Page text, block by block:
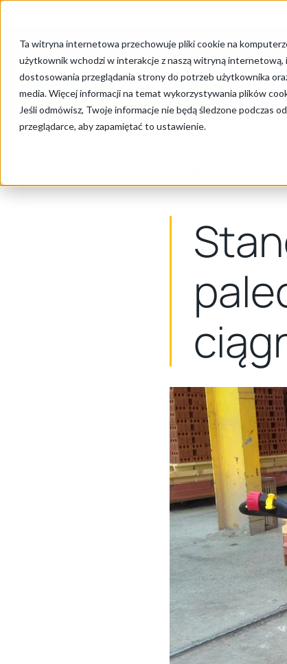
Ta witryna internetowa przechowuje pliki cookie na
użytkownik wchodzi w interakcje z naszą witryną internetową,
dostosowania przeglądania strony do potrzeb użytkownika
media. Więcej informacji na temat wykorzystywania plików
Jeśli odmówisz, Twoje informacje nie będą śledzone
przeglądarce, aby zapamiętać to ustawienie.